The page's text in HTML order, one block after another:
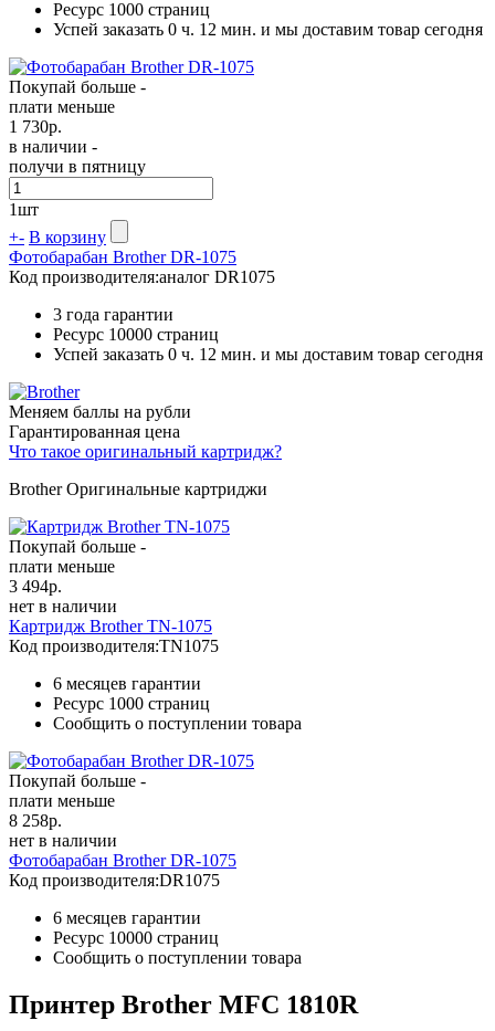
Ресурс 1000 страниц
Успей заказать 0 ч. 12 мин. и мы доставим товар сегодня
Покупай больше -
плати меньше
1 730р.
в наличии -
получи в пятницу
1шт
+- В корзину
Фотобарабан Brother DR-1075
Код производителя:аналог DR1075
3 года гарантии
Ресурс 10000 страниц
Успей заказать 0 ч. 12 мин. и мы доставим товар сегодня
Меняем баллы на рубли
Гарантированная цена
Что такое оригинальный картридж?
Brother Оригинальные картриджи
Покупай больше -
плати меньше
3 494р.
нет в наличии
Картридж Brother TN-1075
Код производителя:TN1075
6 месяцев гарантии
Ресурс 1000 страниц
Сообщить о поступлении товара
Покупай больше -
плати меньше
8 258р.
нет в наличии
Фотобарабан Brother DR-1075
Код производителя:DR1075
6 месяцев гарантии
Ресурс 10000 страниц
Сообщить о поступлении товара
Принтер Brother MFC 1810R